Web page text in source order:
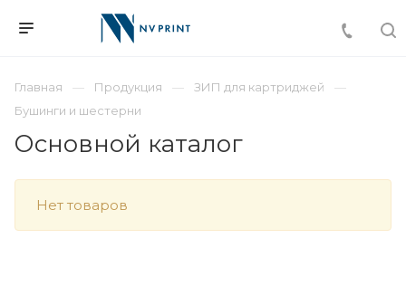
Главная Продукция
ЗИП для картриджей
Бушинги и шестерни
Основной каталог
Нет товаров